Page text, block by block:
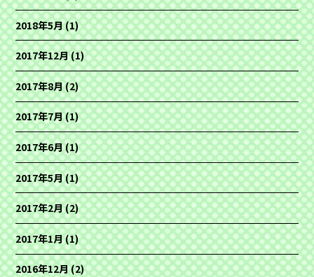
2018年5月(1)
2017年12月(1)
2017年8月(2)
2017年7月(1)
2017年6月(1)
2017年5月(1)
2017年2月(2)
2017年1月(1)
2016年12月(2)